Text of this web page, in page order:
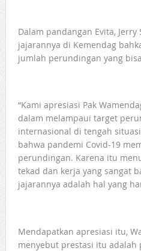
Dalam pandangan Evita, Jerry
jajarannya di Kemendag
jumlah perundingan yang
“Kami apresiasi Pak
dalam melampaui target
internasional di tengah
bahwa pandemi Covid-19
perundingan. Karena itu
tekad dan kerja yang sangat
jajarannya adalah hal yang
Mendapatkan apresiasi itu,
menyebut prestasi itu adalah